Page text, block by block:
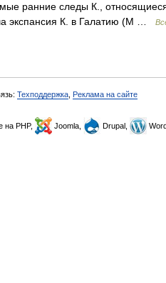
ранние следы К.,
экспансия К. в Галатию (М …
Техподдержка Реклама на сайте
на PHP, Joomla, Drupal,